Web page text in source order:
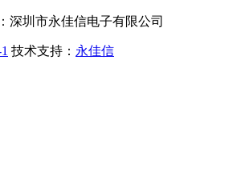
深圳市永佳信电子有限公司
技术支持： 永佳信